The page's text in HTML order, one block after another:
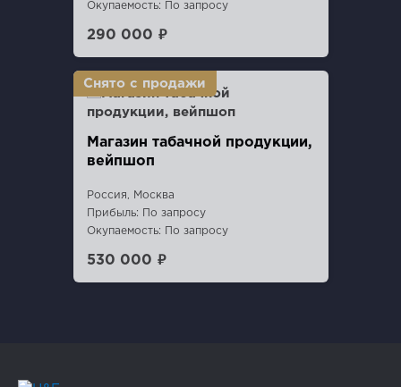
Окупаемость: По запросу
290 000 ₽
Магазин табачной продукции,
вейпшоп
Россия, Москва
Прибыль: По запросу
Окупаемость: По запросу
530 000 ₽